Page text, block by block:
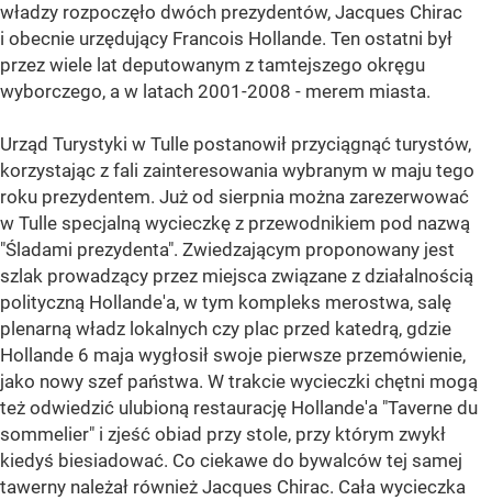
władzy rozpoczęło dwóch prezydentów, Jacques Chirac
i obecnie urzędujący Francois Hollande. Ten ostatni był
przez wiele lat deputowanym z tamtejszego okręgu
wyborczego, a w latach 2001-2008 - merem miasta.
Urząd Turystyki w Tulle postanowił przyciągnąć turystów,
korzystając z fali zainteresowania wybranym w maju tego
roku prezydentem. Już od sierpnia można zarezerwować
w Tulle specjalną wycieczkę z przewodnikiem pod nazwą
"Śladami prezydenta". Zwiedzającym proponowany jest
szlak prowadzący przez miejsca związane z działalnością
polityczną Hollande'a, w tym kompleks merostwa, salę
plenarną władz lokalnych czy plac przed katedrą, gdzie
Hollande 6 maja wygłosił swoje pierwsze przemówienie,
jako nowy szef państwa. W trakcie wycieczki chętni mogą
też odwiedzić ulubioną restaurację Hollande'a "Taverne du
sommelier" i zjeść obiad przy stole, przy którym zwykł
kiedyś biesiadować. Co ciekawe do bywalców tej samej
tawerny należał również Jacques Chirac. Cała wycieczka